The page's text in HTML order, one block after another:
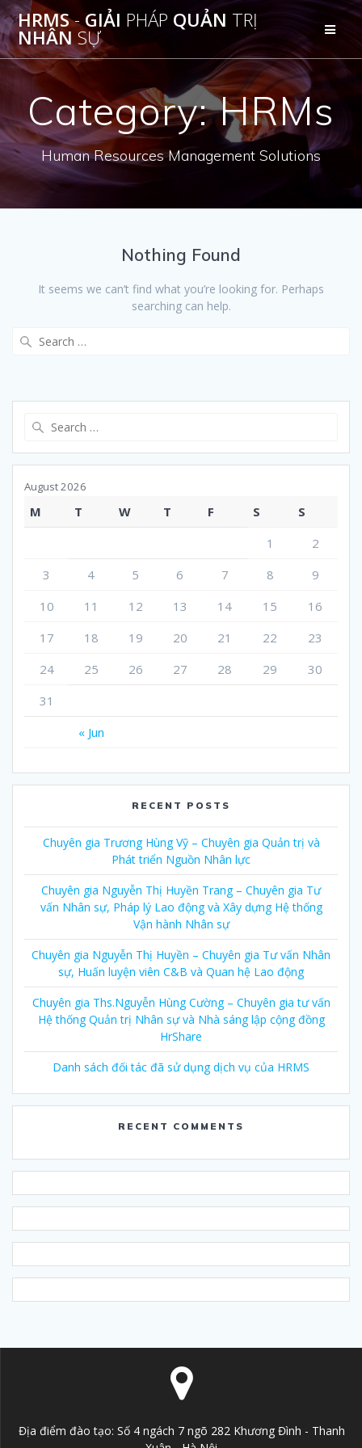
to
HRMS-GIẢI PHÁP QUẢN TRỊ
NHÂNSỰ
Category: HRMs
Human Resources Management Solutions
Nothing Found
It seems we can’t find what you’re looking for. Perhaps
searching can help.
August 2026
M T W T F S S
« Jun
1
2
3
4 5 6 7 8
9
10
11 12 13 14 15
16
17
18 19 20 21 22
23
24
25 26 27 28 29
30
31
RECENT POSTS
Chuyên gia Trương Hùng Vỹ – Chuyên gia Quản trị và
Phát triển Nguồn Nhân lực
Chuyên gia Nguyễn Thị Huyền Trang – Chuyên gia Tư
vấn Nhân sự, Pháp lý Lao động và Xây dựng Hệ thống
Vận hành Nhân sự
Chuyên gia Nguyễn Thị Huyền – Chuyên gia Tư vấn Nhân
sự, Huấn luyện viên C&B và Quan hệ Lao động
Chuyên gia Ths.Nguyễn Hùng Cường – Chuyên gia tư vấn
Hệ thống Quản trị Nhân sự và Nhà sáng lập cộng đồng
HrShare
Danh sách đối tác đã sử dụng dịch vụ của HRMS
RECENT COMMENTS
Địa điểm đào tạo: Số 4 ngách 7 ngõ 282 Khương Đình - Thanh